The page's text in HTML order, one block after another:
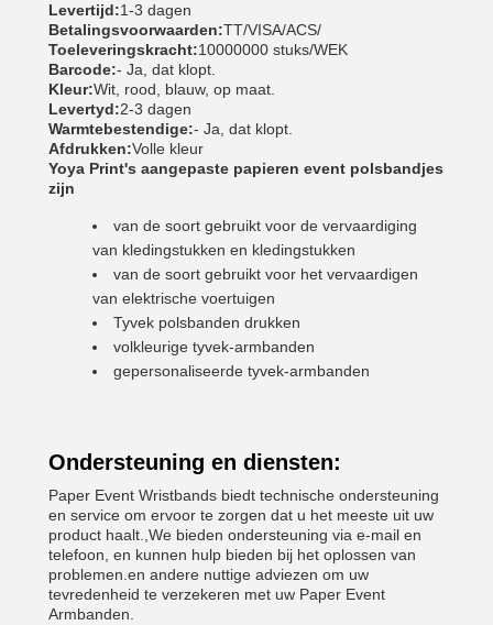
Levertijd:1-3 dagen
Betalingsvoorwaarden:TT/VISA/ACS/
Toeleveringskracht:10000000 stuks/WEK
Barcode:- Ja, dat klopt.
Kleur:Wit, rood, blauw, op maat.
Levertyd:2-3 dagen
Warmtebestendige:- Ja, dat klopt.
Afdrukken:Volle kleur
Yoya Print's aangepaste papieren event polsbandjes
zijn
van de soort gebruikt voor de vervaardiging
van kledingstukken en kledingstukken
van de soort gebruikt voor het vervaardigen
van elektrische voertuigen
Tyvek polsbanden drukken
volkleurige tyvek-armbanden
gepersonaliseerde tyvek-armbanden
Ondersteuning en diensten:
Paper Event Wristbands biedt technische ondersteuning
en service om ervoor te zorgen dat u het meeste uit uw
product haalt.,We bieden ondersteuning via e-mail en
telefoon, en kunnen hulp bieden bij het oplossen van
problemen.en andere nuttige adviezen om uw
tevredenheid te verzekeren met uw Paper Event
Armbanden.